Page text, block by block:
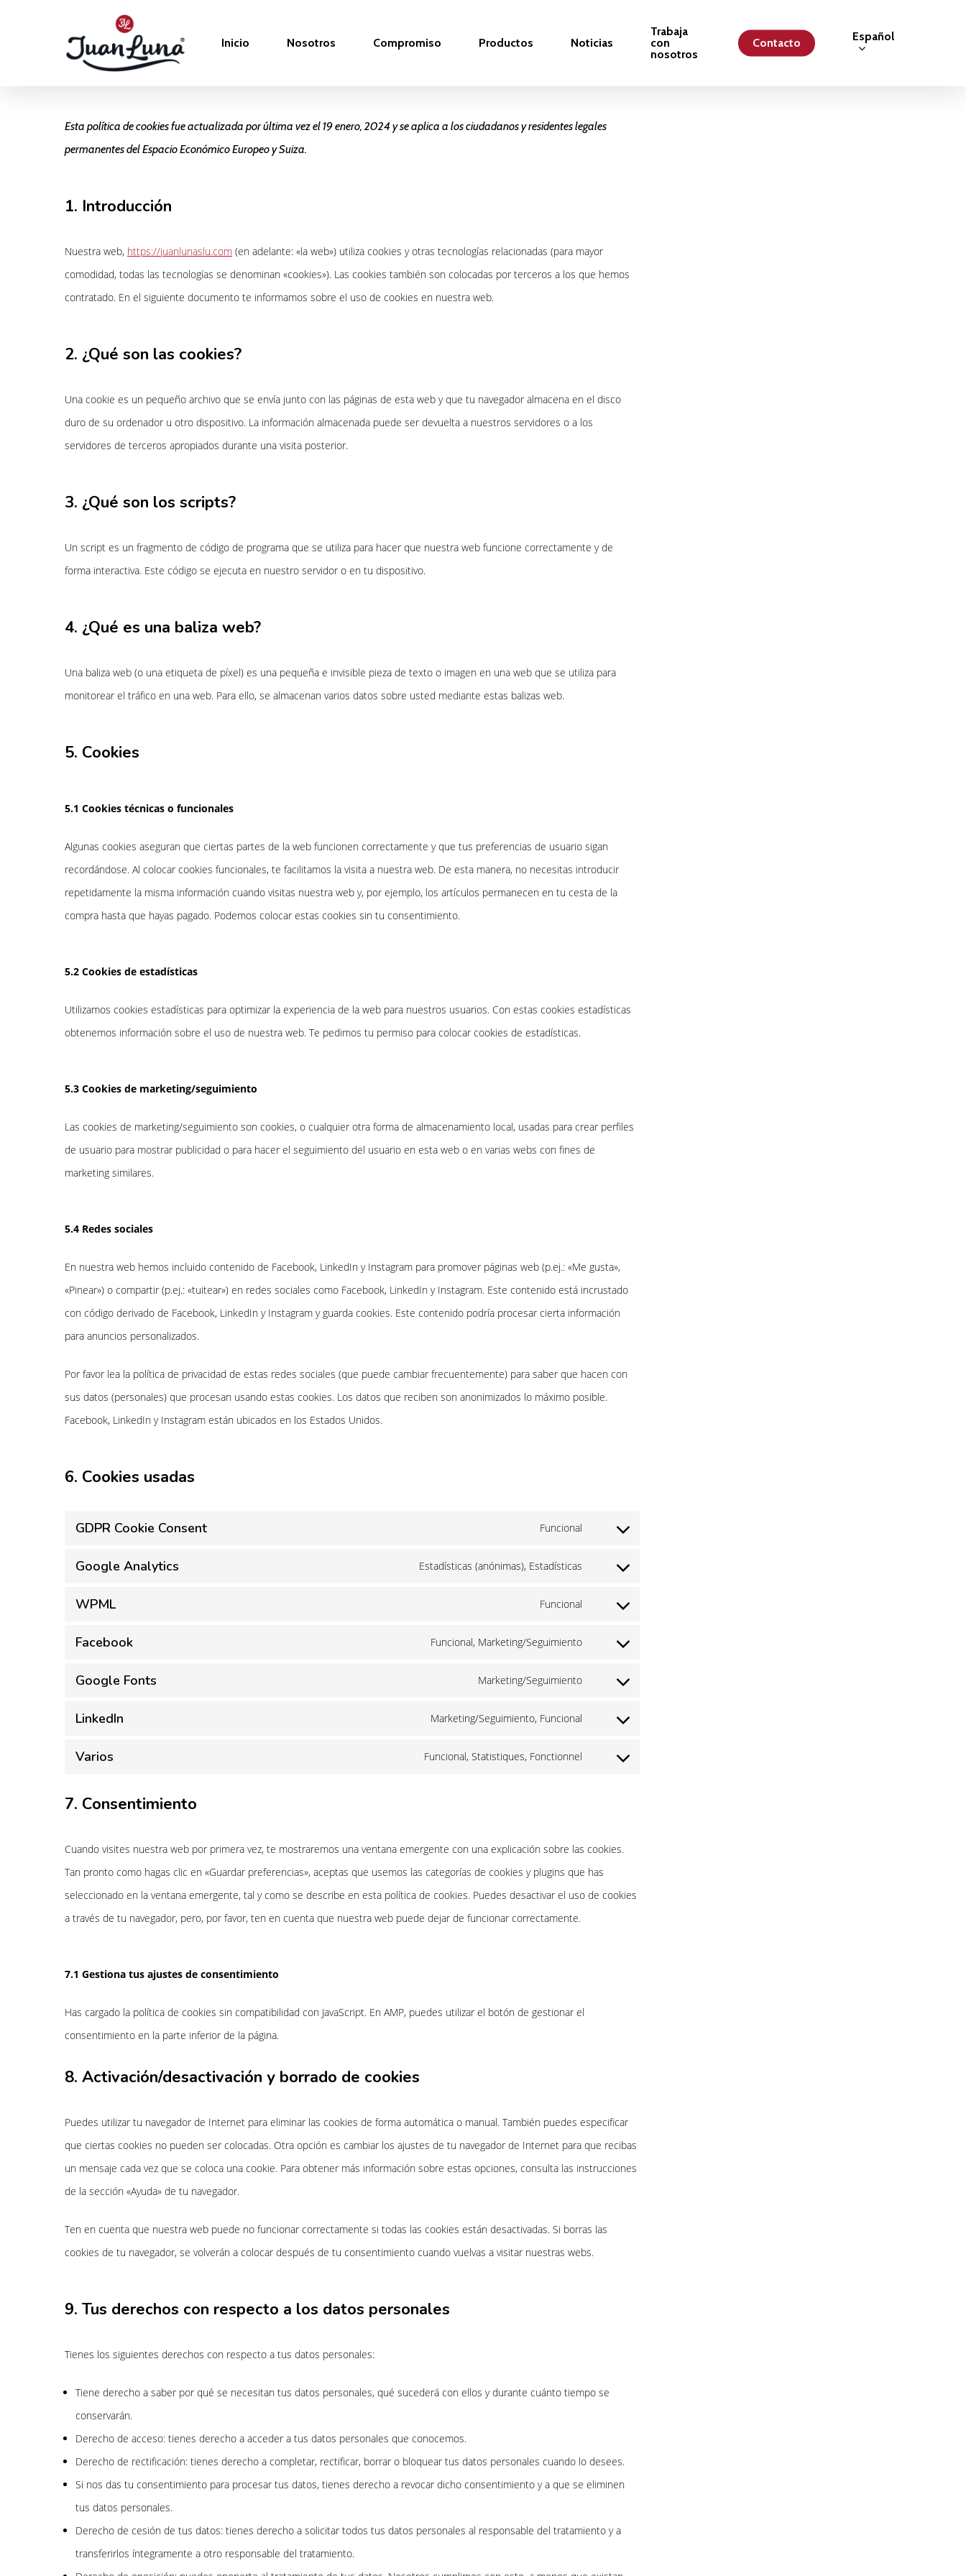
Inicio Nosotros Compromiso Productos Noticias
Trabaja
con
nosotros
Contacto Español
Esta política de cookies fue actualizada por última vez el 19 enero, 2024 y se aplica a los ciudadanos y residentes legales
permanentes del Espacio Económico Europeo y Suiza.
1. Introducción
Nuestra web, https://juanlunaslu.com (en adelante: «la web») utiliza cookies y otras tecnologías relacionadas (para mayor
comodidad, todas las tecnologías se denominan «cookies»). Las cookies también son colocadas por terceros a los que hemos
contratado. En el siguiente documento te informamos sobre el uso de cookies en nuestra web.
2. ¿Qué son las cookies?
Una cookie es un pequeño archivo que se envía junto con las páginas de esta web y que tu navegador almacena en el disco
duro de su ordenador u otro dispositivo. La información almacenada puede ser devuelta a nuestros servidores o a los
servidores de terceros apropiados durante una visita posterior.
3. ¿Qué son los scripts?
Un script es un fragmento de código de programa que se utiliza para hacer que nuestra web funcione correctamente y de
forma interactiva. Este código se ejecuta en nuestro servidor o en tu dispositivo.
4. ¿Qué es una baliza web?
Una baliza web (o una etiqueta de píxel) es una pequeña e invisible pieza de texto o imagen en una web que se utiliza para
monitorear el tráfico en una web. Para ello, se almacenan varios datos sobre usted mediante estas balizas web.
5. Cookies
5.1 Cookies técnicas o funcionales
Algunas cookies aseguran que ciertas partes de la web funcionen correctamente y que tus preferencias de usuario sigan
recordándose. Al colocar cookies funcionales, te facilitamos la visita a nuestra web. De esta manera, no necesitas introducir
repetidamente la misma información cuando visitas nuestra web y, por ejemplo, los artículos permanecen en tu cesta de la
compra hasta que hayas pagado. Podemos colocar estas cookies sin tu consentimiento.
5.2 Cookies de estadísticas
Utilizamos cookies estadísticas para optimizar la experiencia de la web para nuestros usuarios. Con estas cookies estadísticas
obtenemos información sobre el uso de nuestra web. Te pedimos tu permiso para colocar cookies de estadísticas.
5.3 Cookies de marketing/seguimiento
Las cookies de marketing/seguimiento son cookies, o cualquier otra forma de almacenamiento local, usadas para crear perfiles
de usuario para mostrar publicidad o para hacer el seguimiento del usuario en esta web o en varias webs con fines de
marketing similares.
5.4 Redes sociales
En nuestra web hemos incluido contenido de Facebook, LinkedIn y Instagram para promover páginas web (p.ej.: «Me gusta»,
«Pinear») o compartir (p.ej.: «tuitear») en redes sociales como Facebook, LinkedIn y Instagram. Este contenido está incrustado
con código derivado de Facebook, LinkedIn y Instagram y guarda cookies. Este contenido podría procesar cierta información
para anuncios personalizados.
Por favor lea la política de privacidad de estas redes sociales (que puede cambiar frecuentemente) para saber que hacen con
sus datos (personales) que procesan usando estas cookies. Los datos que reciben son anonimizados lo máximo posible.
Facebook, LinkedIn y Instagram están ubicados en los Estados Unidos.
6. Cookies usadas
GDPR Cookie Consent Funcional
Consent
Google Analytics Estadísticas (anónimas), Estadísticas
Consent
google-
WPML Funcional
Consent
Facebook Funcional, Marketing/Seguimiento
Consent
facebook
Google Fonts Marketing/Seguimiento
Consent
google-
LinkedIn Marketing/Seguimiento, Funcional
Consent
Varios Funcional, Statistiques, Fonctionnel
Consent
7. Consentimiento
Cuando visites nuestra web por primera vez, te mostraremos una ventana emergente con una explicación sobre las cookies.
Tan pronto como hagas clic en «Guardar preferencias», aceptas que usemos las categorías de cookies y plugins que has
seleccionado en la ventana emergente, tal y como se describe en esta política de cookies. Puedes desactivar el uso de cookies
a través de tu navegador, pero, por favor, ten en cuenta que nuestra web puede dejar de funcionar correctamente.
7.1 Gestiona tus ajustes de consentimiento
Has cargado la política de cookies sin compatibilidad con JavaScript. En AMP, puedes utilizar el botón de gestionar el
consentimiento en la parte inferior de la página.
8. Activación/desactivación y borrado de cookies
Puedes utilizar tu navegador de Internet para eliminar las cookies de forma automática o manual. También puedes especificar
que ciertas cookies no pueden ser colocadas. Otra opción es cambiar los ajustes de tu navegador de Internet para que recibas
un mensaje cada vez que se coloca una cookie. Para obtener más información sobre estas opciones, consulta las instrucciones
de la sección «Ayuda» de tu navegador.
Ten en cuenta que nuestra web puede no funcionar correctamente si todas las cookies están desactivadas. Si borras las
cookies de tu navegador, se volverán a colocar después de tu consentimiento cuando vuelvas a visitar nuestras webs.
9. Tus derechos con respecto a los datos personales
Tienes los siguientes derechos con respecto a tus datos personales:
Tiene derecho a saber por qué se necesitan tus datos personales, qué sucederá con ellos y durante cuánto tiempo se
conservarán.
Derecho de acceso: tienes derecho a acceder a tus datos personales que conocemos.
Derecho de rectificación: tienes derecho a completar, rectificar, borrar o bloquear tus datos personales cuando lo desees.
Si nos das tu consentimiento para procesar tus datos, tienes derecho a revocar dicho consentimiento y a que se eliminen
tus datos personales.
Derecho de cesión de tus datos: tienes derecho a solicitar todos tus datos personales al responsable del tratamiento y a
transferirlos íntegramente a otro responsable del tratamiento.